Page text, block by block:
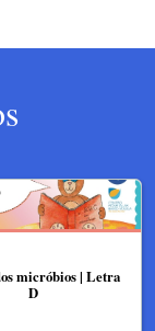
micróbios | Letra
D